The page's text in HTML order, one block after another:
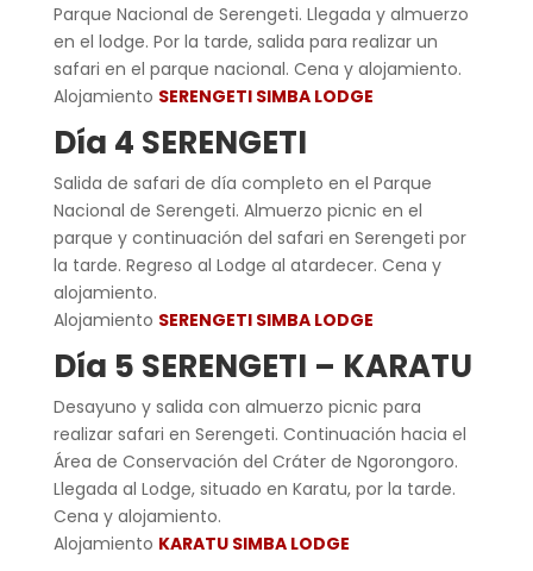
Parque Nacional de Serengeti. Llegada y almuerzo
en el lodge. Por la tarde, salida para realizar un
safari en el parque nacional. Cena y alojamiento.
Alojamiento SERENGETI SIMBA LODGE
Día 4 SERENGETI
Salida de safari de día completo en el Parque
Nacional de Serengeti. Almuerzo picnic en el
parque y continuación del safari en Serengeti por
la tarde. Regreso al Lodge al atardecer. Cena y
alojamiento.
Alojamiento SERENGETI SIMBA LODGE
Día 5 SERENGETI – KARATU
Desayuno y salida con almuerzo picnic para
realizar safari en Serengeti. Continuación hacia el
Área de Conservación del Cráter de Ngorongoro.
Llegada al Lodge, situado en Karatu, por la tarde.
Cena y alojamiento.
Alojamiento KARATU SIMBA LODGE